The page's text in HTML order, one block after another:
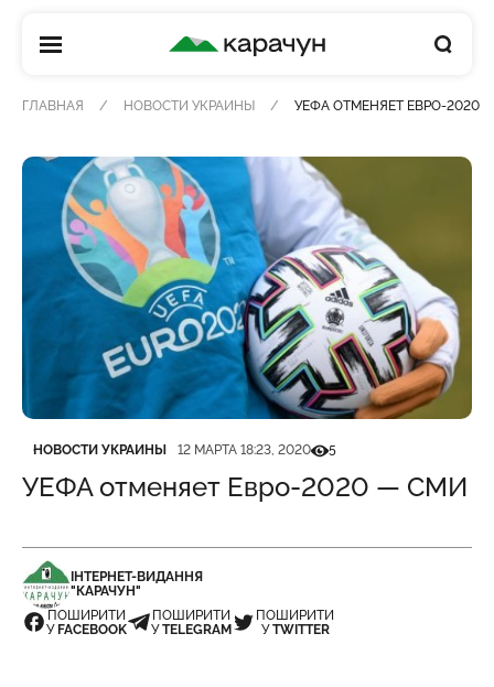
КАРАЧУН
ГЛАВНАЯ НОВОСТИ УКРАИНЫ УЕФА ОТМЕНЯЕТ ЕВРО-2020
Категория
НОВОСТИ УКРАИНЫ
Дата публикации 12 МАРТА 18:23, 2020Кількість переглядів
5
УЕФА отменяет Евро-2020 — СМИ
ІНТЕРНЕТ-ВИДАННЯ
"КАРАЧУН"
ПОШИРИТИ
У FACEBOOK
ПОШИРИТИ
УTELEGRAM
ПОШИРИТИ
УTWITTER